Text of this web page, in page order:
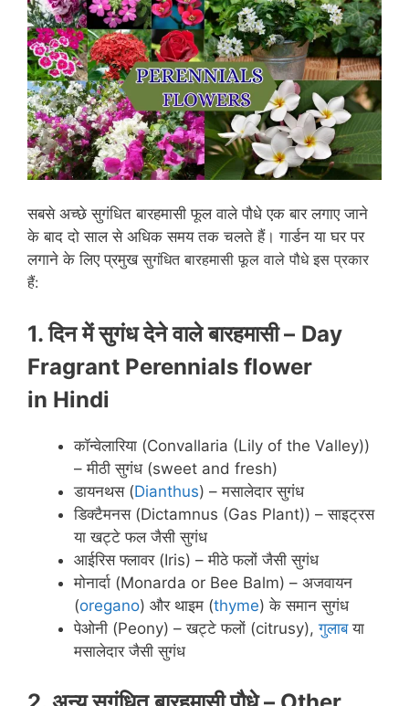
सबसे अच्छे सुगंधित बारहमासी फूल वाले पौधे एक बार लगाए जाने
के बाद दो साल से अधिक समय तक चलते हैं। गार्डन या घर पर
लगाने के लिए प्रमुख सुगंधितबारहमासी फूल वाले पौधे इस प्रकार
हैं:
1. दिन में सुगंध देने वाले बारहमासी – Day
Fragrant Perennials flower
in Hindi
कॉन्वेलारिया (Convallaria (Lily of the Valley))
– मीठी सुगंध (sweet and fresh)
डायनथस (Dianthus) – मसालेदार सुगंध
डिक्टैमनस (Dictamnus (Gas Plant)) – साइट्रस
या खट्टे फल जैसी सुगंध
आईरिस फ्लावर (Iris) – मीठे फलों जैसी सुगंध
मोनार्दा (Monarda or Bee Balm) – अजवायन
(oregano) और थाइम (thyme) के समान सुगंध
पेओनी (Peony) – खट्टे फलों (citrusy),गुलाबया
मसालेदार जैसी सुगंध